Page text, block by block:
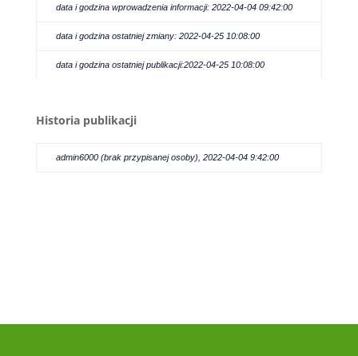
data i godzina wprowadzenia informacji: 2022-04-04 09:42:00
data i godzina ostatniej zmiany: 2022-04-25 10:08:00
data i godzina ostatniej publikacji:2022-04-25 10:08:00
Historia publikacji
admin6000 (brak przypisanej osoby), 2022-04-04 9:42:00